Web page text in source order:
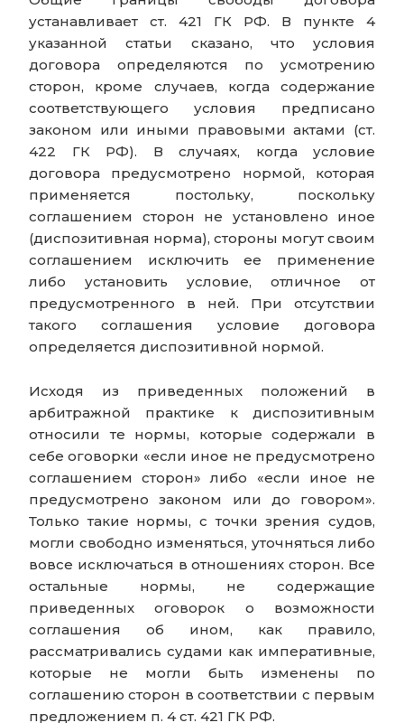
устанавливает ст. 421 ГК РФ. В пункте 4
указанной статьи сказано, что условия
договора определяются по усмотрению
сторон, кроме случаев, когда содержание
соответствующего условия предписано
законом или иными правовыми актами (ст.
422 ГК РФ). В случаях, когда условие
договора предусмотрено нормой, которая
применяется постольку, поскольку
соглашением сторон не установлено иное
(диспозитивная норма), стороны могут своим
соглашением исключить ее применение
либо установить условие, отличное от
предусмотренного в ней. При отсутствии
такого соглашения условие договора
определяется диспозитивной нормой.
Исходя из приведенных положений в
арбитражной практике к диспозитивным
относили те нормы, которые содержали в
себе оговорки «если иное не предусмотрено
соглашением сторон» либо «если иное не
предусмотрено законом или до говором».
Только такие нормы, с точки зрения судов,
могли свободно изменяться, уточняться либо
вовсе исключаться в отношениях сторон. Все
остальные нормы, не содержащие
приведенных оговорок о возможности
соглашения об ином, как правило,
рассматривались судами как императивные,
которые не могли быть изменены по
соглашению сторон в соответствии с первым
предложением п. 4 ст. 421 ГК РФ.